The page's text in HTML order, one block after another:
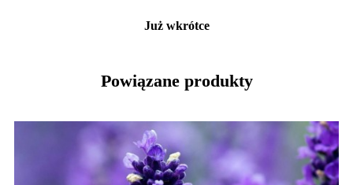
Już wkrótce
Powiązane produkty